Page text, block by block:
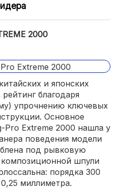
2000
и японских
благодаря
упрочнению ключевых
Основное
Pro Extreme 2000 нашла у
поведения модели
под рывковую
шпули
порядка 300
миллиметра.